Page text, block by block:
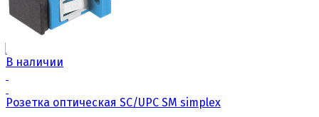
В наличии
Розетка оптическая SC/UPC SM simplex